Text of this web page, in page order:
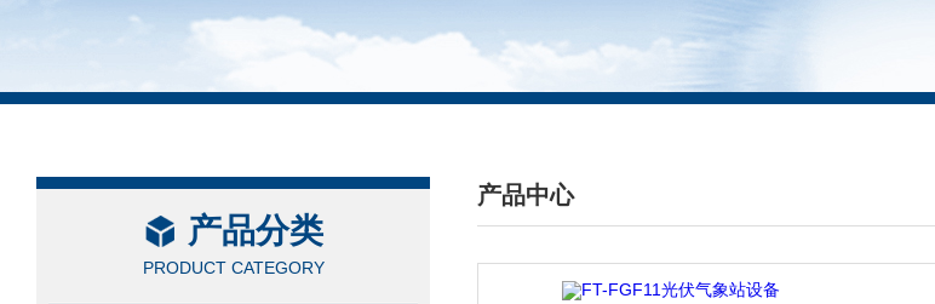
产品分类
PRODUCT CATEGORY
产品中心
/ PRODUCTS CENTER